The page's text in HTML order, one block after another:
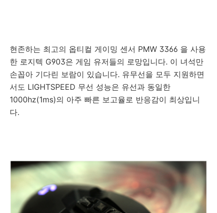
현존하는 최고의 옵티컬 게이밍 센서 PMW 3366 을 사용
한 로지텍 G903은 게임 유저들의 로망입니다. 이 녀석만
손꼽아 기다린 보람이 있습니다. 유무선을 모두 지원하면
서도 LIGHTSPEED 무선 성능은 유선과 동일한
1000hz(1ms)의 아주 빠른 보고율로 반응감이 최상입니
다.